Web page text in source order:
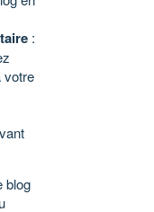
:
votre
blog